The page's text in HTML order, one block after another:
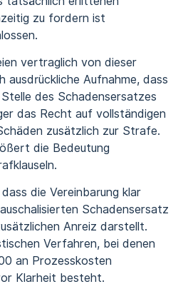
zu fordern ist
vertraglich von dieser
ausdrückliche Aufnahme, dass
des Schadensersatzes
das Recht auf vollständigen
zusätzlich zur Strafe.
die Bedeutung
die Vereinbarung klar
Schadensersatz
Anreiz darstellt.
Verfahren, bei denen
an Prozesskosten
Klarheit besteht.